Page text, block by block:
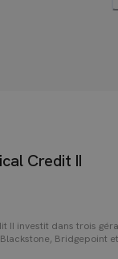
Credit II
II investit dans trois
Bridgepoint et